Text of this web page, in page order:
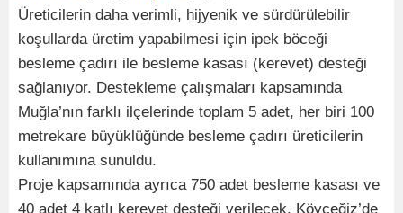
Üreticilerin daha verimli, hijyenik ve sürdürülebilir
koşullarda üretim yapabilmesi için ipek böceği
besleme çadırı ile besleme kasası (kerevet) desteği
sağlanıyor. Destekleme çalışmaları kapsamında
Muğla’nın farklı ilçelerinde toplam 5 adet, her biri 100
metrekare büyüklüğünde besleme çadırı üreticilerin
kullanımına sunuldu.
Proje kapsamında ayrıca 750 adet besleme kasası ve
40 adet 4 katlı kerevet desteği verilecek. Köyceğiz’de